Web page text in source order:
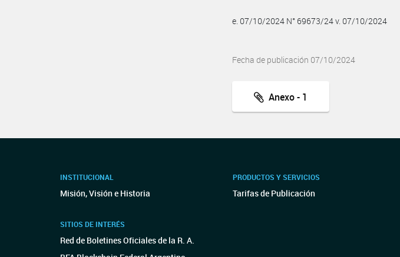
e. 07/10/2024 N° 69673/24 v. 07/10/2024
Fecha de publicación 07/10/2024
Anexo - 1
INSTITUCIONAL
Misión, Visión e Historia
SITIOS DE INTERÉS
Red de Boletines Oficiales de la R. A.
PRODUCTOS Y SERVICIOS
Tarifas de Publicación